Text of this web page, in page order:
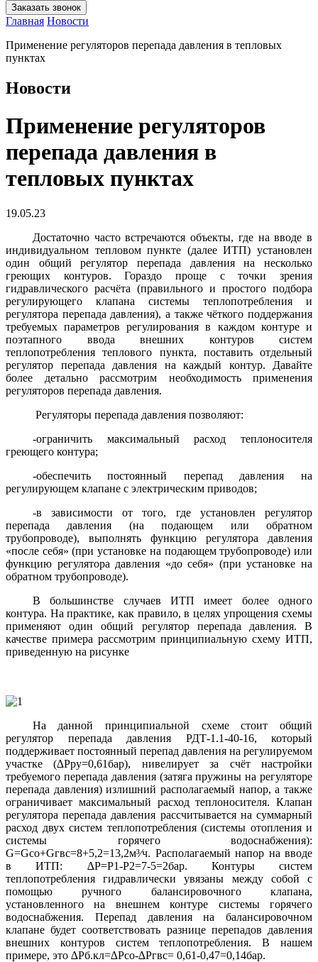
Заказать звонок
Главная Новости
Применение регуляторов перепада давления в тепловых
пунктах
Новости
Применение регуляторов
перепада давления в
тепловых пунктах
19.05.23
Достаточно часто встречаются объекты, где на вводе в
индивидуальном тепловом пункте (далее ИТП) установлен
один общий регулятор перепада давления на несколько
греющих контуров. Гораздо проще с точки зрения
гидравлического расчёта (правильного и простого подбора
регулирующего клапана системы теплопотребления и
регулятора перепада давления), а также чёткого поддержания
требуемых параметров регулирования в каждом контуре и
поэтапного ввода внешних контуров систем
теплопотребления теплового пункта, поставить отдельный
регулятор перепада давления на каждый контур. Давайте
более детально рассмотрим необходимость применения
регуляторов перепада давления.
Регуляторы перепада давления позволяют:
-ограничить максимальный расход теплоносителя
греющего контура;
-обеспечить постоянный перепад давления на
регулирующем клапане с электрическим приводов;
-в зависимости от того, где установлен регулятор
перепада давления (на подающем или обратном
трубопроводе), выполнять функцию регулятора давления
«после себя» (при установке на подающем трубопроводе) или
функцию регулятора давления «до себя» (при установке на
обратном трубопроводе).
В большинстве случаев ИТП имеет более одного
контура. На практике, как правило, в целях упрощения схемы
применяют один общий регулятор перепада давления. В
качестве примера рассмотрим принципиальную схему ИТП,
приведенную на рисунке
На данной принципиальной схеме стоит общий
регулятор перепада давления РДТ-1.1-40-16, который
поддерживает постоянный перепад давления на регулируемом
участке (∆Pру=0,61бар), нивелирует за счёт настройки
требуемого перепада давления (затяга пружины на регуляторе
перепада давления) излишний располагаемый напор, а также
ограничивает максимальный расход теплоносителя. Клапан
регулятора перепада давления рассчитывается на суммарный
расход двух систем теплопотребления (системы отопления и
системы горячего водоснабжения):
G=Gсо+Gгвс=8+5,2=13,2м³⁄ч. Располагаемый напор на вводе
в ИТП: ∆Р=Р1-Р2=7-5=2бар. Контуры систем
теплопотребления гидравлически увязаны между собой с
помощью ручного балансировочного клапана,
установленного на внешнем контуре системы горячего
водоснабжения. Перепад давления на балансировочном
клапане будет соответствовать разнице перепадов давления
внешних контуров систем теплопотребления. В нашем
примере, это ∆Pб.кл=∆Pсо-∆Pгвс= 0,61-0,47=0,14бар.